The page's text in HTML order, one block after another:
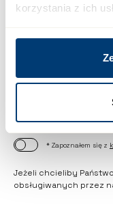
korzystania z ich
* Zapoznałem się z
Jeżeli chcieliby
obsługiwanych przez